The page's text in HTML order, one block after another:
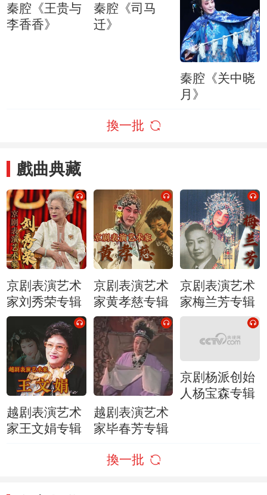
秦腔《王贵与
李香香》
秦腔《司马
迁》
秦腔《关中晓
月》
換一批
戲曲典藏
京剧表演艺术
家刘秀荣专辑
京剧表演艺术
家黄孝慈专辑
京剧表演艺术
家梅兰芳专辑
越剧表演艺术
家王文娟专辑
越剧表演艺术
家毕春芳专辑
京剧杨派创始
人杨宝森专辑
換一批